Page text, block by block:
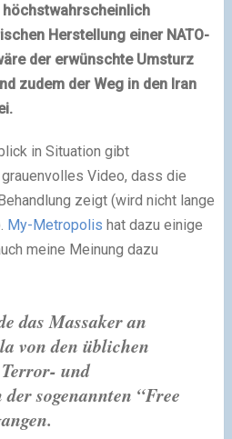
höchstwahrscheinlich
Herstellung einer NATO-
der erwünschte Umsturz
zudem der Weg in den Iran
in Situation gibt
Video, dass die
zeigt (wird nicht lange
My-Metropolis hat dazu einige
meine Meinung dazu
das Massaker an
von den üblichen
und
sogenannten “Free